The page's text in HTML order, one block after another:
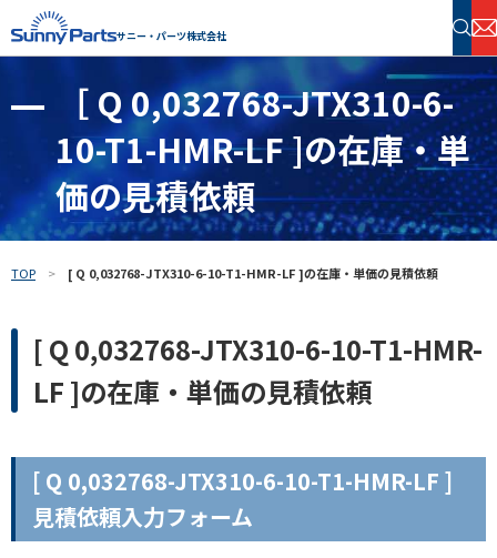
サニー・パーツ株式会社
半導体・電子部品 在庫検索
フリーワードで探す
［ Q 0,032768-JTX310-6-
10-T1-HMR-LF ]の在庫・単
価の見積依頼
TOP [ Q 0,032768-JTX310-6-10-T1-HMR-LF ]の在庫・単価の見積依頼
[ Q 0,032768-JTX310-6-10-T1-HMR-
LF ]の在庫・単価の見積依頼
[ Q 0,032768-JTX310-6-10-T1-HMR-LF ]
見積依頼入力フォーム